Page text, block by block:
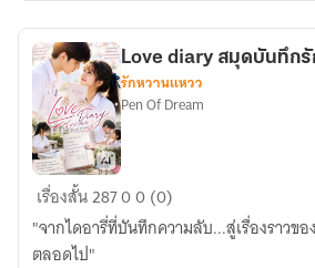
ชาย
ขี้
เหงา
Love
diary
สมุด
Love diary สมุดบันทึกรั
รักหวานแหวว
Pen Of Dream
เรื่องสั้น28700 (0)
"จากไดอารี่ที่บันทึกความลับ...สู่เรื่องราวข
ตลอดไป"